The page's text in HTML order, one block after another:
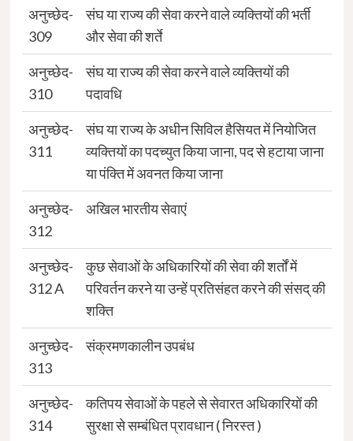
अनुच्छेद-
309
संघ या राज्य की सेवा करने वाले व्यक्तियों की भर्ती
और सेवा की शर्ते
अनुच्छेद-
310
संघ या राज्य की सेवा करने वाले व्यक्तियों की
पदावधि
अनुच्छेद-
311
संघ या राज्य के अधीन सिविल हैसियत में नियोजित
व्यक्तियों का पदच्युत किया जाना, पद से हटाया जाना
या पंक्ति में अवनत किया जाना
अनुच्छेद-
312
अखिल भारतीय सेवाएं
अनुच्छेद-
312 A
कुछ सेवाओं के अधिकारियों की सेवा की शर्तों में
परिवर्तन करने या उन्हें प्रतिसंहत करने की संसद् की
शक्ति
अनुच्छेद-
313
संक्रमणकालीन उपबंध
अनुच्छेद-
314
कतिपय सेवाओं के पहले से सेवारत अधिकारियों की
सुरक्षा से सम्बंधित प्रावधान ( निरस्त )